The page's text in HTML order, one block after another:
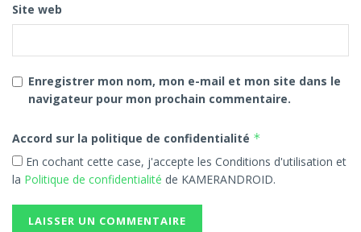
Site web
Enregistrer mon nom, mon e-mail et mon site dans le
navigateur pour mon prochain commentaire.
Accord sur la politique de confidentialité *
En cochant cette case, j'accepte les Conditions d'utilisation et
la Politique de confidentialité de KAMERANDROID.